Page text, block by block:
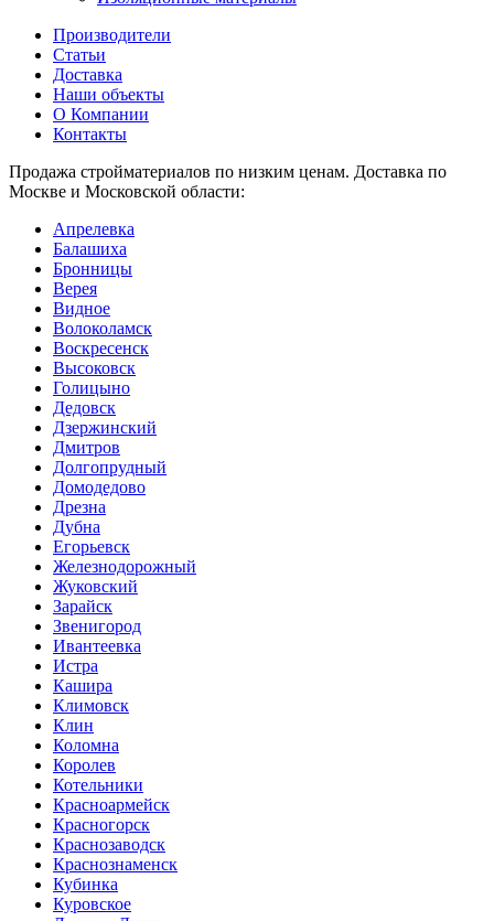
Производители
Статьи
Доставка
Наши объекты
О Компании
Контакты
Продажа стройматериалов по низким ценам. Доставка по
Москве и Московской области:
Апрелевка
Балашиха
Бронницы
Верея
Видное
Волоколамск
Воскресенск
Высоковск
Голицыно
Дедовск
Дзержинский
Дмитров
Долгопрудный
Домодедово
Дрезна
Дубна
Егорьевск
Железнодорожный
Жуковский
Зарайск
Звенигород
Ивантеевка
Истра
Кашира
Климовск
Клин
Коломна
Королев
Котельники
Красноармейск
Красногорск
Краснозаводск
Краснознаменск
Кубинка
Куровское